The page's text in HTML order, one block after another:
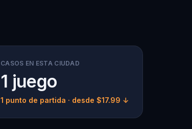
CASOS EN ESTA CIUDAD
1 juego
1 punto de partida · desde $17.99 ↓